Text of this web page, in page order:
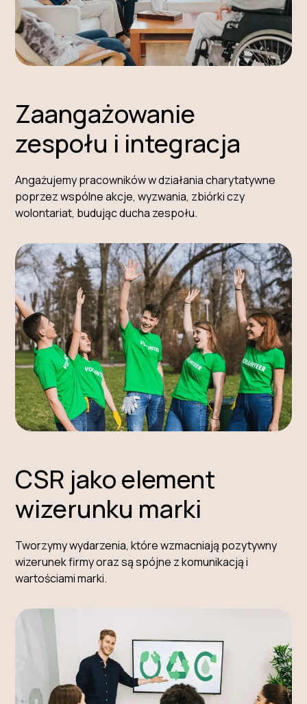
Zaangażowanie
zespołu i integracja
Angażujemy pracowników w działania charytatywne
poprzez wspólne akcje, wyzwania, zbiórki czy
wolontariat, budując ducha zespołu.
CSR jako element
wizerunku marki
Tworzymy wydarzenia, które wzmacniają pozytywny
wizerunek firmy oraz są spójne z komunikacją i
wartościami marki.